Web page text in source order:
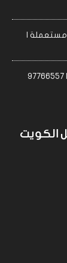
مستعملة |
الكويت